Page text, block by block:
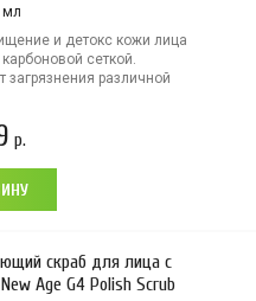
мл
и детокс кожи лица
сеткой.
загрязнения различной
р.
скраб для лица с
Age G4 Polish Scrub